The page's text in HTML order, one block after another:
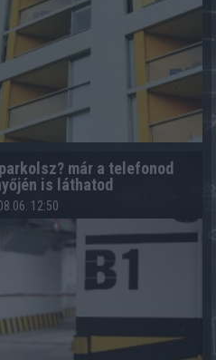
már a telefonod
is láthatod
12:50